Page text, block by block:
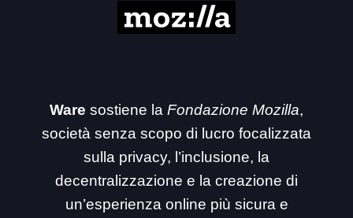
Ware sostiene la Fondazione Mozilla,
società senza scopo di lucro focalizzata
sulla privacy, l’inclusione, la
decentralizzazione e la creazione di
un’esperienza online più sicura e